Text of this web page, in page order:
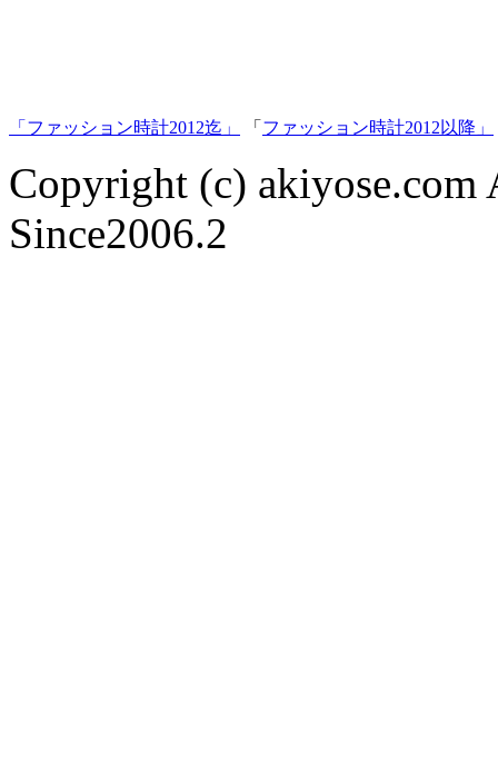
「ファッション時計2012迄」 「 ファッション時計2012以降」
Copyright (c) akiyose.com
Since2006.2